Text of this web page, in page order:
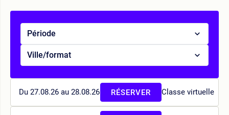
Période
Ville/format
Du 27.08.26 au 28.08.26 Classe virtuelle
RÉSERVER